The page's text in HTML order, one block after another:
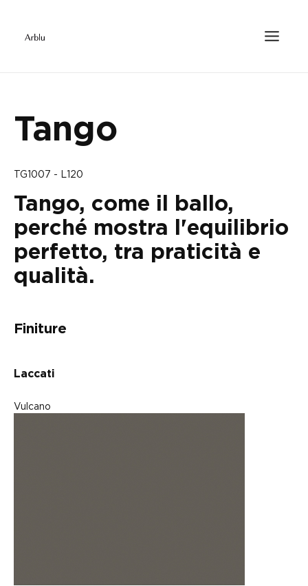
Tango
TG1007 - L120
Tango, come il ballo,
perché mostra l'equilibrio
perfetto, tra praticità e
qualità.
Finiture
Laccati
Vulcano